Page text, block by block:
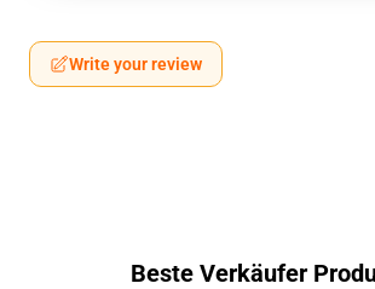
Write your review
Beste Verkäufer